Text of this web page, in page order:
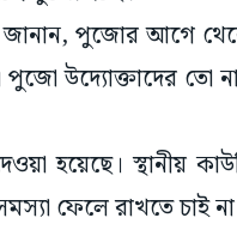
জানান, পুজোর আগে
পুজো উদ্যোক্তাদের তো
স্থানীয়
ফেলে রাখতে চাই